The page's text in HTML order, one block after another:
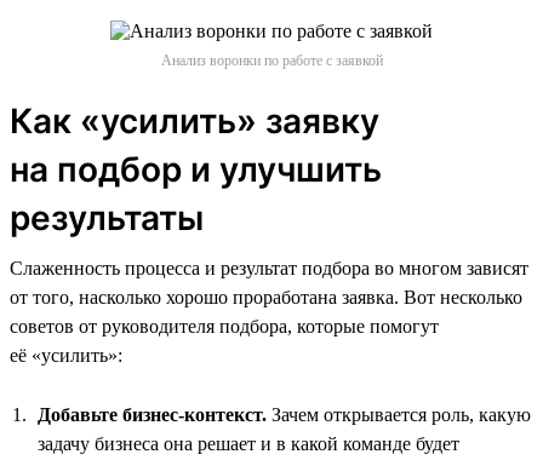
Анализ воронки по работе с заявкой
Как «усилить» заявку
на подбор и улучшить
результаты
Слаженность процесса и результат подбора во многом зависят
от того, насколько хорошо проработана заявка. Вот несколько
советов от руководителя подбора, которые помогут
её «усилить»:
Добавьте бизнес-контекст. Зачем открывается роль, какую
задачу бизнеса она решает и в какой команде будет